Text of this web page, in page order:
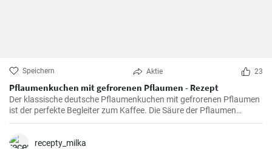
Speichern Aktie 23
Pflaumenkuchen mit gefrorenen Pflaumen - Rezept
Der klassische deutsche Pflaumenkuchen mit gefrorenen Pflaumen
ist der perfekte Begleiter zum Kaffee. Die Säure der Pflaumen
kombiniert mit der Süße des Kuchenteigs ergibt ein harmonisches
recepty_milka